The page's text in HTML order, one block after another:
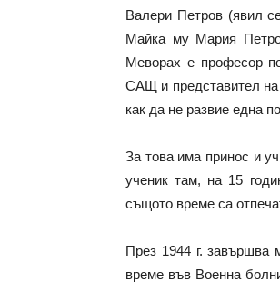
Валери Петров (явил
Майка му Мария
Меворах е професор
САЩ и представител на
как да не развие една
За това има принос и
ученик там, на 15
същото време са
През 1944 г. завършва
време във Военна